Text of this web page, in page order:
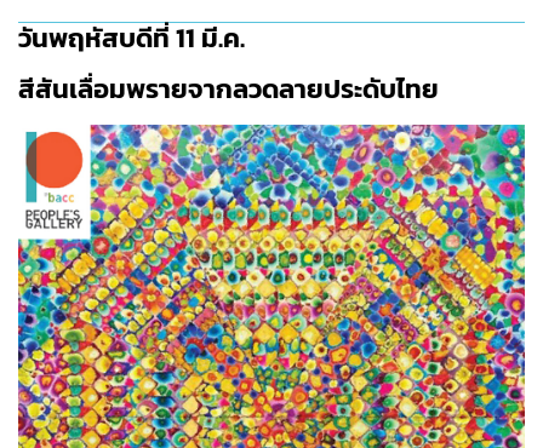
วันพฤหัสบดีที่ 11 มี.ค.
สีสันเลื่อมพรายจากลวดลายประดับไทย